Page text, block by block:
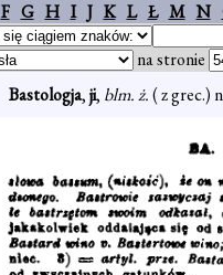
F G H I J K L Ł M N
na stronie
Bastologja,ji, blm. ż.( z grec.)